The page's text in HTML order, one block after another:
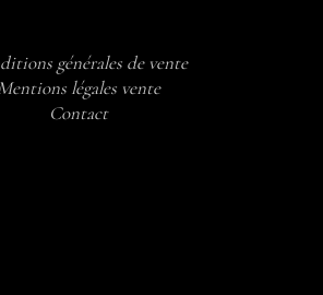
générales de vente
légales vente
Contact